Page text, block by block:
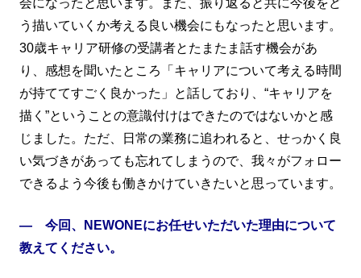
う描いていくか考える良い機会にもなったと思います。
30歳キャリア研修の受講者とたまたま話す機会があ
り、感想を聞いたところ「キャリアについて考える時間
が持ててすごく良かった」と話しており、“キャリアを
描く”ということの意識付けはできたのではないかと感
じました。ただ、日常の業務に追われると、せっかく良
い気づきがあっても忘れてしまうので、我々がフォロー
できるよう今後も働きかけていきたいと思っています。
― 今回、NEWONEにお任せいただいた理由について
教えてください。